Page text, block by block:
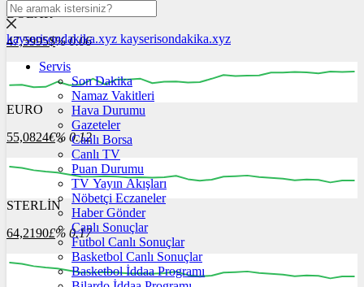
DOLAR
47,5995$% 0.06
03:00 04:00
EURO
55,0824€% 0.12
03:00 04:00
STERLİN
64,2190£% 0.17
kayserisondakika.xyz kayserisondakika.xyz
Servis
Son Dakika
Namaz Vakitleri
Hava Durumu
Gazeteler
Canlı Borsa
Canlı TV
Puan Durumu
TV Yayın Akışları
Nöbetçi Eczaneler
Haber Gönder
Canlı Sonuçlar
Futbol Canlı Sonuçlar
Basketbol Canlı Sonuçlar
Basketbol İddaa Programı